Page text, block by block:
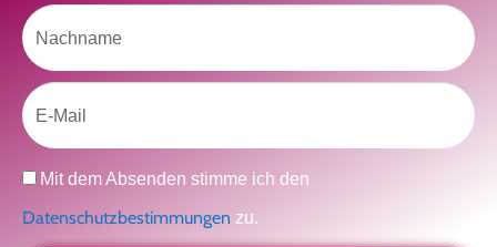
Selbstliebe, Aussöhnung mit der Kindheit, Potenzial entfalten,
Kolitscher
Sisterlove
Nachname
Email
Datenschutz
Mit dem Absenden stimme ich den
Datenschutzbestimmungen zu.